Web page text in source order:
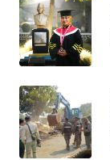
ENERGI
NEWS
NEWS
BERKAT
NEWS